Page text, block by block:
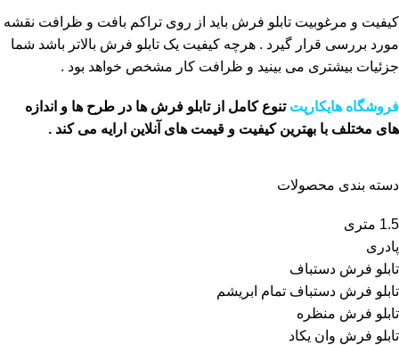
دسته بندی محصولات
1.5 متری
پادری
تابلو فرش دستباف
تابلو فرش دستباف تمام ابریشم
تابلو فرش منظره
تابلو فرش وان یکاد
کیفیت و مرغوبیت تابلو فرش باید از روی تراکم بافت و ظرافت نقشه
مورد بررسی قرار گیرد . هرچه کیفیت یک تابلو فرش بالاتر باشد شما
جزئیات بیشتری می بینید و ظرافت کار مشخص خواهد بود .
فروشگاه هایکارپت تنوع کامل از تابلو فرش ها در طرح ها و اندازه
های مختلف با بهترین کیفیت و قیمت های آنلاین ارایه می کند .